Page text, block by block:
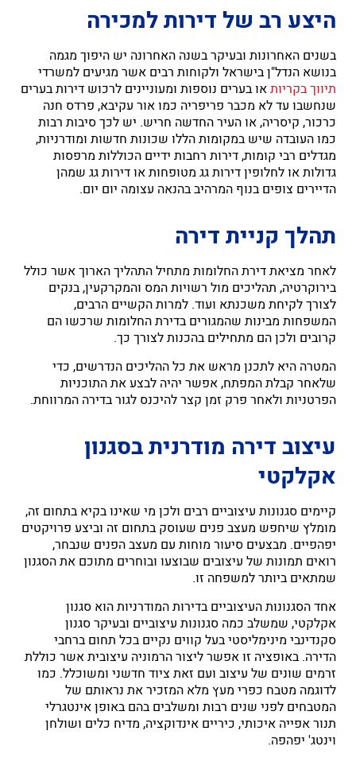
היצע רב של דירות למכירה
בשנים האחרונות ובעיקר בשנה האחרונה יש היפוך מגמה
בנושא הנדל"ן בישראל ולקוחות רבים אשר מגיעים למשרדי
תיווך בקריותאו בערים נוספות ומעוניינים לרכוש דירות בערים
שנחשבו עד לא מכבר פריפריה כמו אור עקיבא, פרדס חנה
כרכור, קיסריה, או העיר החדשה חריש. יש לכך סיבות רבות
כמו העובדה שיש במקומות הללו שכונות חדשות ומודרניות,
מגדלים רבי קומות, דירות רחבות ידיים הכוללות מרפסות
גדולות או לחלופין דירות גג מטופחות או דירות גג שמהן
הדיירים צופים בנוף המרהיב בהנאה עצומה יום יום.
תהלך קניית דירה
לאחר מציאת דירת החלומות מתחיל התהליך הארוך אשר כולל
בירוקרטיה, תהליכים מול רשויות המס והמקרקעין, בנקים
לצורך לקיחת משכנתא ועוד. למרות הקשיים הרבים,
המשפחות מבינות שהמגורים בדירת החלומות שרכשו הם
קרובים ולכן הם מתחילים בהכנות לצורך כך.
המטרה היא לתכנן מראש את כל ההליכים הנדרשים, כדי
שלאחר קבלת המפתח, אפשר יהיה לבצע את התוכניות
הפרטניות ולאחר פרק זמן קצר להיכנס לגור בדירה המרווחת.
עיצוב דירה מודרנית בסגנון
אקלקטי
קיימים סגנונות עיצוביים רבים ולכן מי שאינו בקיא בתחום זה,
מומלץ שיחפש מעצב פנים שעוסק בתחום זה וביצע פרויקטים
יפהפיים. מבצעים סיעור מוחות עם מעצב הפנים שנבחר,
רואים תמונות של עיצובים שבוצעו ובוחרים מתוכם את הסגנון
שמתאים ביותר למשפחה זו.
אחד הסגנונות העיצוביים בדירות המודרניות הוא סגנון
אקלקטי, שמשלב כמה סגנונות עיצוביים ובעיקר סגנון
סקנדינבי מינימליסטי בעל קווים נקיים בכל תחום ברחבי
הדירה. באופציה זו אפשר ליצור הרמוניה עיצובית אשר כוללת
זרמים שונים של עיצוב ועם זאת ציוד חדשני ומשוכלל. כמו
לדוגמה מטבח כפרי מעץ מלא המזכיר את נראותם של
המטבחים לפני שנים רבות ומשלבים בהם באופן אינטגרלי
תנור אפייה איכותי, כיריים אינדוקציה, מדיח כלים ושולחן
וינטג' יפהפה.